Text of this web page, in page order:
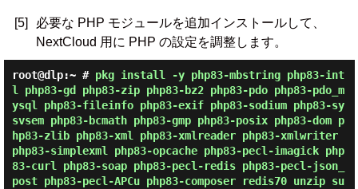
[5]
必要な PHP モジュールを追加インストールして、
NextCloud 用に PHP の設定を調整します。
root@dlp:~ # pkg install -y php83-mbstring php83-int
l php83-gd php83-zip php83-bz2 php83-pdo php83-pdo_m
ysql php83-fileinfo php83-exif php83-sodium php83-sy
svsem php83-bcmath php83-gmp php83-posix php83-dom p
hp83-zlib php83-xml php83-xmlreader php83-xmlwriter
php83-simplexml php83-opcache php83-pecl-imagick php
83-curl php83-soap php83-pecl-redis php83-pecl-json_
post php83-pecl-APCu php83-composer redis70 unzip su